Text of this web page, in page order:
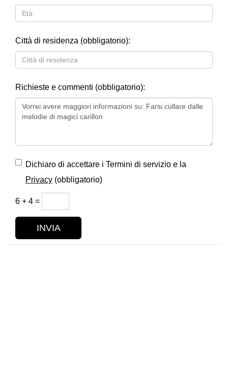
Città di residenza (obbligatorio):
Richieste e commenti (obbligatorio):
Dichiaro di accettare i Termini di servizio e la
Privacy (obbligatorio)
6 + 4 =